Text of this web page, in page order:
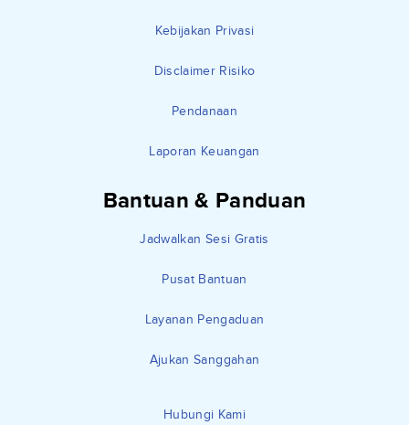
Kebijakan Privasi
Disclaimer Risiko
Pendanaan
Laporan Keuangan
Bantuan & Panduan
Jadwalkan Sesi Gratis
Pusat Bantuan
Layanan Pengaduan
Ajukan Sanggahan
Hubungi Kami